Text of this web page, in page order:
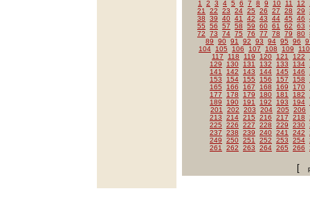
1 2 3 4 5 6 7 8 9 10 11 12
21
22 23 24 25 26 27 28 29
38
39 40 41 42 43 44 45 46
55
56 57 58 59 60 61 62 63
72
73 74 75 76 77 78 79 80
89
90 91 92 93 94 95 96
104
105 106 107 108 109
110
117
118 119 120 121 122
129
130 131 132 133 134
141
142 143 144 145 146
153
154 155 156 157 158
165
166 167 168 169 170
177
178 179 180 181 182
189
190 191 192 193 194
201
202 203 204 205
206
213
214 215 216 217 218
225
226 227 228 229 230
237
238 239 240 241 242
249
250 251 252 253 254
261
262 263 264 265 266
[